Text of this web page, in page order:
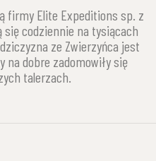
firmy Elite Expeditions sp. z
codziennie na tysiącach
ze Zwierzyńca jest
na dobre zadomowiły się
talerzach.